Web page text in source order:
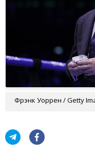
Фрэнк Уоррен / Getty